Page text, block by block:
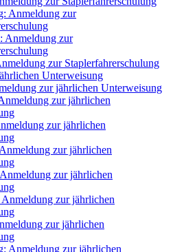
Anmeldung zur
Anmeldung zur
zur Staplerfahrerschulung
Unterweisung
zur jährlichen Unterweisung
zur jährlichen
zur jährlichen
zur jährlichen
zur jährlichen
zur jährlichen
zur jährlichen
Anmeldung zur jährlichen